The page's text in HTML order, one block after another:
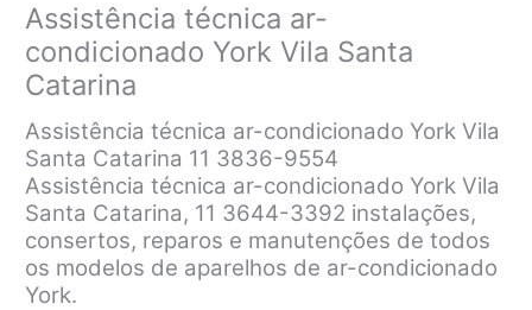
Assistência técnica ar-
condicionado York Vila Santa
Catarina
Assistência técnica ar-condicionado York Vila
Santa Catarina 11 3836-9554
Assistência técnica ar-condicionado York Vila
Santa Catarina, 11 3644-3392 instalações,
consertos, reparos e manutenções de todos
os modelos de aparelhos de ar-condicionado
York.